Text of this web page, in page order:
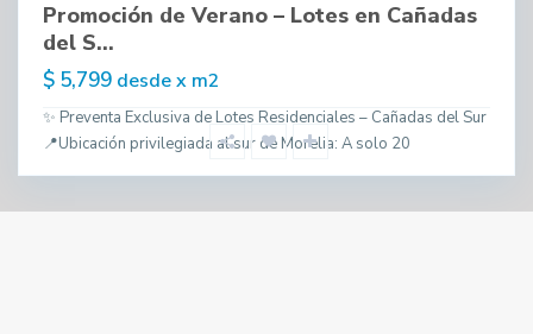
Promoción de Verano – Lotes en Cañadas
del S...
$ 5,799 desde x m2
✨ Preventa Exclusiva de Lotes Residenciales – Cañadas del Sur
📍Ubicación privilegiada al sur de Morelia: A solo 20